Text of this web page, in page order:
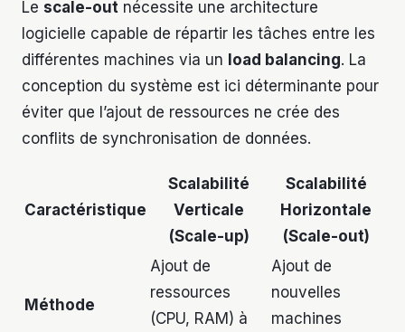
Le scale-out nécessite une architecture
logicielle capable de répartir les tâches entre les
différentes machines via un load balancing. La
conception du système est ici déterminante pour
éviter que l’ajout de ressources ne crée des
conflits de synchronisation de données.
Caractéristique
Scalabilité
Verticale
(Scale-up)
Scalabilité
Horizontale
(Scale-out)
Méthode
Ajout de
ressources
(CPU, RAM) à
Ajout de
nouvelles
machines